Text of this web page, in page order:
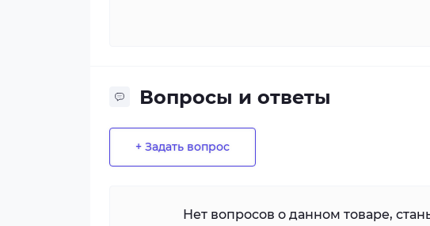
Вопросы и ответы
+ Задать вопрос
Нет вопросов о данном товаре,